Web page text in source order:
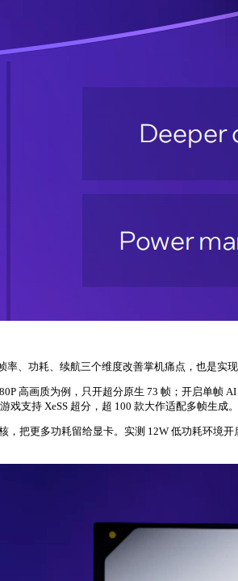
、功耗、续航三个维度改善掌机痛点，也是实
高画质为例，只开超分原生 73 帧；开启单帧
支持 XeSS 超分，超 100 款大作适配多帧生成。
把更多功耗留给显卡。实测 12W 低功耗环境